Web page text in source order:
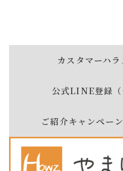
カスタマーハ
公式LINE登録
ご紹介キャンペー